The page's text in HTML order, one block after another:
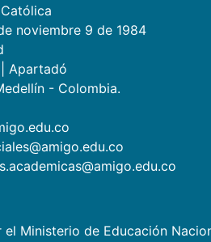
noviembre 9 de 1984
Apartadó
- Colombia.
Ministerio de Educación